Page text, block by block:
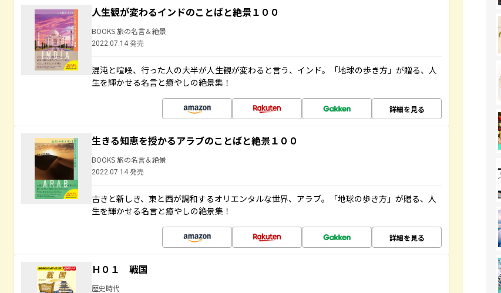
人生観が変わるインドのことばと絶景１００
BOOKS 旅の名言＆絶景
2022.07.14 発売
混沌と喧噪、行った人の大半が人生観が変わると言う、インド。「地球の歩き方」が贈る、人
生を輝かせる名言と癒やしの絶景集！
詳細を見る
生きる知恵を授かるアラブのことばと絶景１００
BOOKS 旅の名言＆絶景
2022.07.14 発売
古きと新しき、東と西が調和するオリエンタルな世界、アラブ。「地球の歩き方」が贈る、人
生を輝かせる名言と癒やしの絶景集！
詳細を見る
Ｈ０１ 戦国
歴史時代